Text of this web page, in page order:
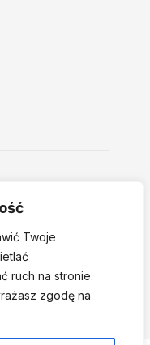
Twoje
ruch na stronie.
zgodę na
nordmind.pl